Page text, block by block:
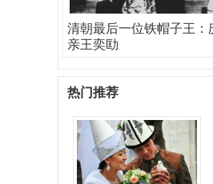
清朝最后一位铁帽子王：
亲王奕劻
热门推荐